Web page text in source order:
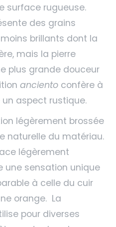
surface rugueuse.
des grains
brillants dont la
mais la pierre
plus grande douceur
ancientoconfère à
aspect rustique.
légèrement brossée
naturelle du matériau.
légèrement
une sensation unique
à celle du cuir
orange. La
pour diverses